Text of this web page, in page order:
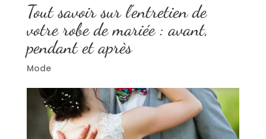
Tout savoir sur l’entretien de
votre robe de mariée : avant,
pendant et après
Mode